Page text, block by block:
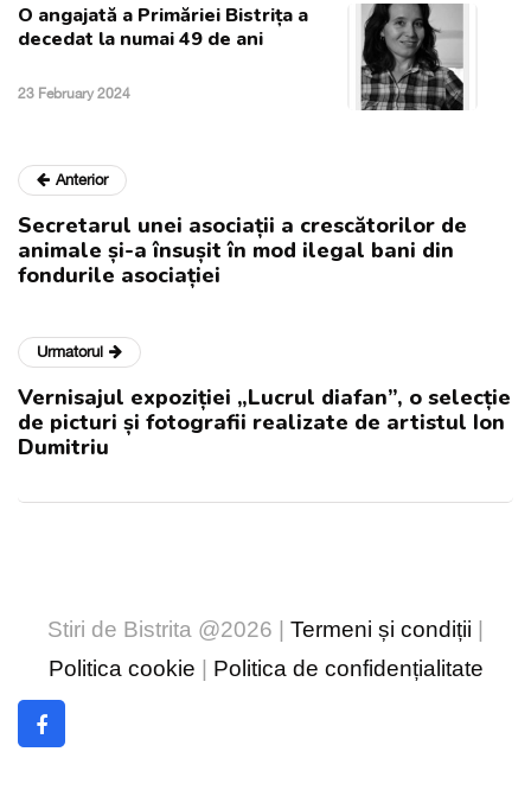
O angajată a Primăriei Bistrița a
decedat la numai 49 de ani
23 February 2024
Anterior
Secretarul unei asociații a crescătorilor de
animale și-a însușit în mod ilegal bani din
fondurile asociației
Urmatorul
Vernisajul expoziției „Lucrul diafan”, o selecție
de picturi și fotografii realizate de artistul Ion
Dumitriu
Stiri de Bistrita @2026 | Termeni și condiții
Politica cookie
Politica de confidențialitate